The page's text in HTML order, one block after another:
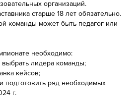
организаций.
старше 18 лет обязательно.
команды может быть педагог или
необходимо:
лидера команды;
кейсов;
ряд необходимых
г.